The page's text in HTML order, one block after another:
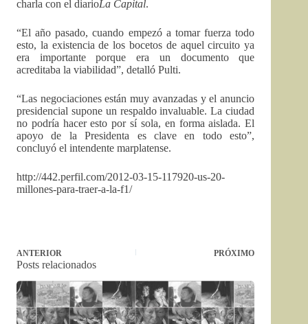
charla con el diarioLa Capital.
“El año pasado, cuando empezó a tomar fuerza todo
esto, la existencia de los bocetos de aquel circuito ya
era importante porque era un documento que
acreditaba la viabilidad”, detalló Pulti.
“Las negociaciones están muy avanzadas y el anuncio
presidencial supone un respaldo invaluable. La ciudad
no podría hacer esto por sí sola, en forma aislada. El
apoyo de la Presidenta es clave en todo esto”,
concluyó el intendente marplatense.
http://442.perfil.com/2012-03-15-117920-us-20-
millones-para-traer-a-la-f1/
ANTERIOR PRÓXIMO
Posts relacionados